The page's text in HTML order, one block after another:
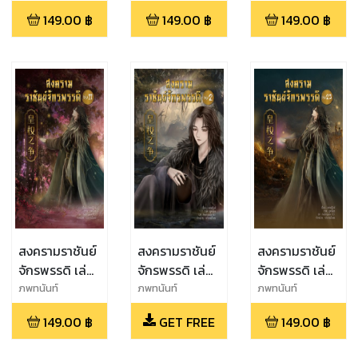
149.00 ฿ 149.00 ฿ 149.00 ฿
สงครามราชันย์
จักรพรรดิ เล่ม
ที่ 11
ภพทนันท์
149.00 ฿
สงครามราชันย์
จักรพรรดิ เล่ม
ที่ 2
ภพทนันท์
GET FREE
สงครามราชันย์
จักรพรรดิ เล่ม
ที่ 23
ภพทนันท์
149.00 ฿